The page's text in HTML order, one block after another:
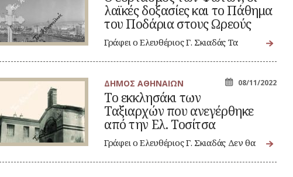
λαϊκές δοξασίες και το Πάθημα
του Ποδάρια στους Ωρεούς
Γράφει ο Ελευθέριος Γ. Σκιαδάς Τα
και
ΔΗΜΟΣ ΑΘΗΝΑΙΩΝ 08/11/2022
Το εκκλησάκι των
Ταξιαρχών που ανεγέρθηκε
από την Ελ. Τοσίτσα
Γράφει ο Ελευθέριος Γ. Σκιαδάς Δεν θα
που